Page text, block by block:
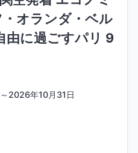
オランダ・ベル
由に過ごすパリ 9
2026年10月31日